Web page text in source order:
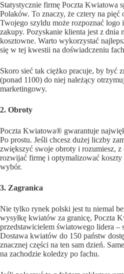
Statystycznie firmę Poczta Kwiatowa
Polaków. To znaczy, że cztery na pięć
Twojego szyldu może rozpoznać logo
zakupy. Pozyskanie klienta jest z dnia
kosztowne. Warto wykorzystać
się w tej kwestii na doświadczeniu
Skoro sieć tak ciężko pracuje, by być
(ponad 1100) do niej należący
marketingowy.
2. Obroty
Poczta Kwiatowa® gwarantuje
Po prostu. Jeśli chcesz dużej liczby
zwiększyć swoje obroty i rozumiesz, z
rozwijać firmę i optymalizować koszty
wybór.
3. Zagranica
Nie tylko rynek polski jest tu niemal
wysyłkę kwiatów za granicę, Poczta
przedstawicielem światowego lidera –
Dostawa kwiatów do 150 państw
znacznej części na ten sam dzień.
na zachodzie koledzy po fachu.